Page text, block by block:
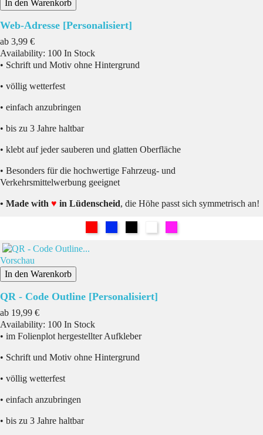
In den Warenkorb
Web-Adresse [Personalisiert]
ab Preis
3,99 €
Availability: 100 In Stock
• Schrift und Motiv ohne Hintergrund
• völlig wetterfest
• einfach anzubringen
• bis zu 3 Jahre haltbar
• klebt auf jeder sauberen und glatten Oberfläche
• Besonders für die hochwertige Fahrzeug- und
Verkehrsmittelwerbung geeignet
• Made with ♥ in Lüdenscheid, die Höhe passt sich symmetrisch an!
Vorschau
In den Warenkorb
QR - Code Outline [Personalisiert]
ab Preis
19,99 €
Availability: 100 In Stock
• im Folienplot hergestellter Aufkleber
• Schrift und Motiv ohne Hintergrund
• völlig wetterfest
• einfach anzubringen
• bis zu 3 Jahre haltbar